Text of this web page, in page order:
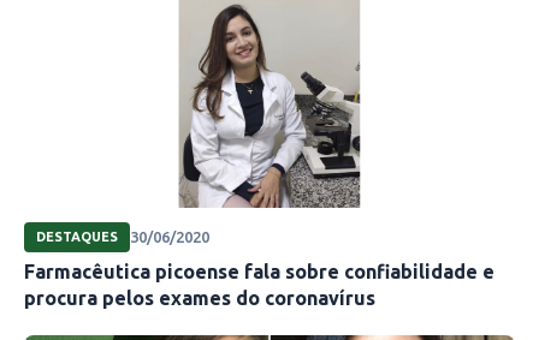
Maria da Cruz. Foto: arquivo da entrevistada
DESTAQUES 30/06/2020
Farmacêutica picoense fala sobre confiabilidade e
procura pelos exames do coronavírus